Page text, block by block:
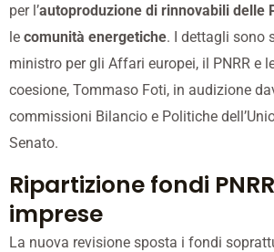
per l’autoproduzione di rinnovabili delle
le comunità energetiche. I dettagli sono
ministro per gli Affari europei, il PNRR e
coesione, Tommaso Foti, in audizione
commissioni Bilancio e Politiche
Senato.
Ripartizione fondi
imprese
La nuova revisione sposta i fondi